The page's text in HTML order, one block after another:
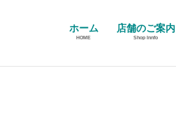
ホーム
HOME
店舗のご案内
Shop Innfo